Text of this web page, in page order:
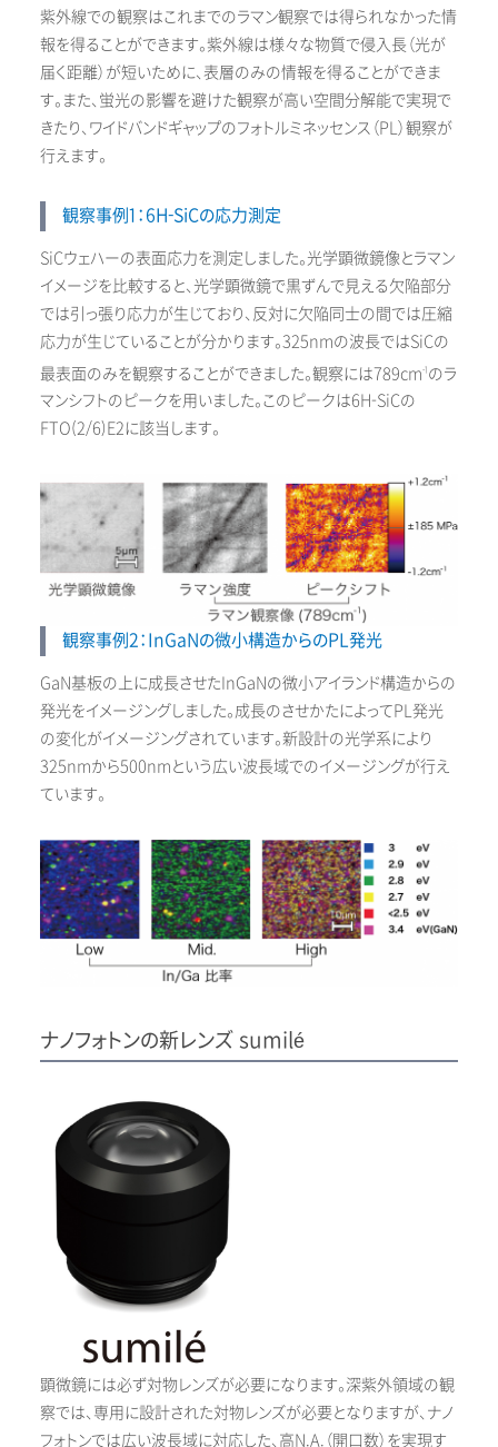
紫外線での観察はこれまでのラマン観察では得られなかった情
報を得ることができます。紫外線は様々な物質で侵入長（光が
届く距離）が短いために、表層のみの情報を得ることができま
す。また、蛍光の影響を避けた観察が高い空間分解能で実現で
きたり、ワイドバンドギャップのフォトルミネッセンス（PL）観察が
行えます。
観察事例1：6H-SiCの応力測定
SiCウェハーの表面応力を測定しました。光学顕微鏡像とラマン
イメージを比較すると、光学顕微鏡で黒ずんで見える欠陥部分
では引っ張り応力が生じており、反対に欠陥同士の間では圧縮
応力が生じていることが分かります。325nmの波長ではSiCの
最表面のみを観察することができました。観察には789cm-1 のラ
マンシフトのピークを用いました。このピークは6H-SiCの
FTO(2/6)E2に該当します。
観察事例2：InGaNの微小構造からのPL発光
GaN基板の上に成長させたInGaNの微小アイランド構造からの
発光をイメージングしました。成長のさせかたによってPL発光
の変化がイメージングされています。新設計の光学系により
325nmから500nmという広い波長域でのイメージングが行え
ています。
ナノフォトンの新レンズ sumilé
顕微鏡には必ず対物レンズが必要になります。深紫外領域の観
察では、専用に設計された対物レンズが必要となりますが、ナノ
フォトンでは広い波長域に対応した、高N.A.（開口数）を実現す